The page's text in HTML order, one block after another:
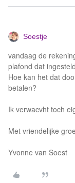
Soestje
vandaag de
plafond dat
Hoe kan het dat
betalen?
Ik verwacvht toch
Met vriendelijke
Yvonne van Soest